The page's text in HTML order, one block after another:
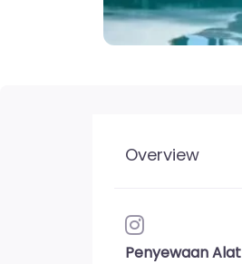
Overview
Penyewaan Alat